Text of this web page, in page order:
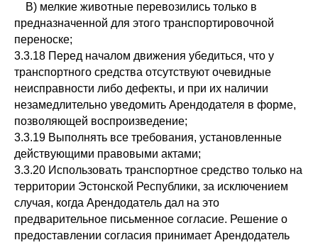
B) мелкие животные перевозились только в
предназначенной для этого транспортировочной
переноске;
3.3.18 Перед началом движения убедиться, что у
транспортного средства отсутствуют очевидные
неисправности либо дефекты, и при их наличии
незамедлительно уведомить Арендодателя в форме,
позволяющей воспроизведение;
3.3.19 Выполнять все требования, установленные
действующими правовыми актами;
3.3.20 Использовать транспортное средство только на
территории Эстонской Республики, за исключением
случая, когда Арендодатель дал на это
предварительное письменное согласие. Решение о
предоставлении согласия принимает Арендодатель